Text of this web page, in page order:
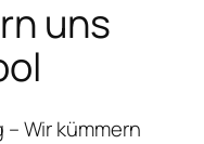
uns
Wir kümmern